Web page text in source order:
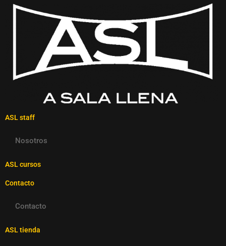
ASL staff
Nosotros
ASL cursos
Contacto
Contacto
ASL tienda